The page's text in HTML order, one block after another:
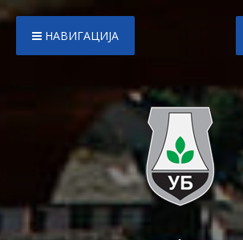
НАВИГАЦИЈА